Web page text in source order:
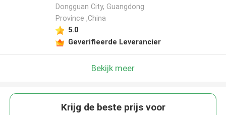
Dongguan City, Guangdong
Province ,China
5.0
Geverifieerde Leverancier
Bekijk meer
Krijg de beste prijs voor